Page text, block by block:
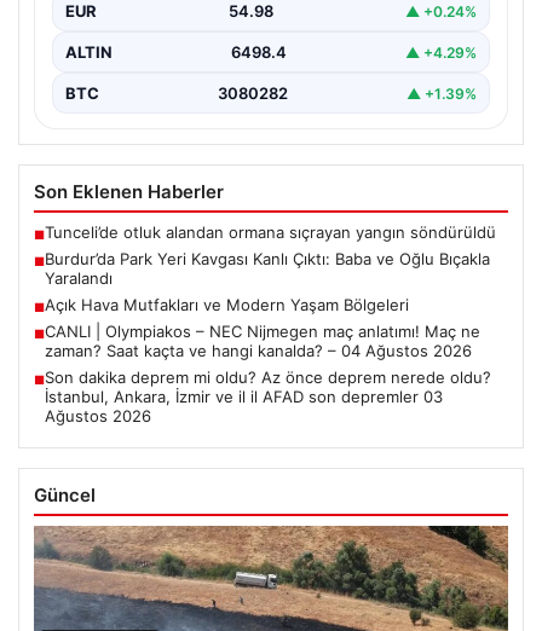
EUR 54.98 ▲ +0.24%
ALTIN 6498.4 ▲ +4.29%
BTC 3080282 ▲ +1.39%
Son Eklenen Haberler
■Tunceli’de otluk alandan ormana sıçrayan yangın söndürüldü
■Burdur’da Park Yeri Kavgası Kanlı Çıktı: Baba ve Oğlu Bıçakla
Yaralandı
■Açık Hava Mutfakları ve Modern Yaşam Bölgeleri
■CANLI | Olympiakos – NEC Nijmegen maç anlatımı! Maç ne
zaman? Saat kaçta ve hangi kanalda? – 04 Ağustos 2026
■Son dakika deprem mi oldu? Az önce deprem nerede oldu?
İstanbul, Ankara, İzmir ve il il AFAD son depremler 03
Ağustos 2026
Güncel